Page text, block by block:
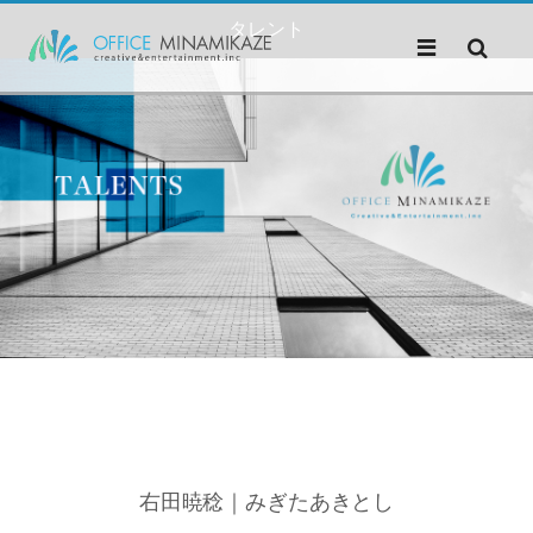
タレント
右田暁稔｜みぎたあきとし